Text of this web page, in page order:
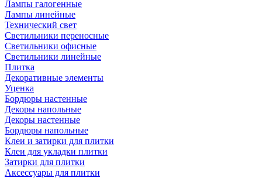
Лампы галогенные
Лампы линейные
Технический свет
Светильники переносные
Светильники офисные
Светильники линейные
Плитка
Декоративные элементы
Уценка
Бордюры настенные
Декоры напольные
Декоры настенные
Бордюры напольные
Клеи и затирки для плитки
Клеи для укладки плитки
Затирки для плитки
Аксессуары для плитки